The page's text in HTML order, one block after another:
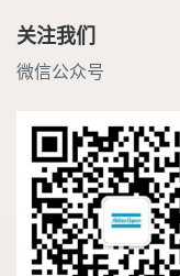
关注我们
微信公众号